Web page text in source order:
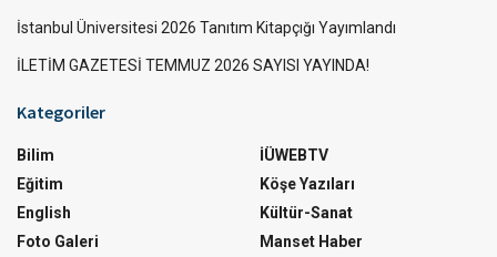
İstanbul Üniversitesi 2026 Tanıtım Kitapçığı Yayımlandı
İLETİM GAZETESİ TEMMUZ 2026 SAYISI YAYINDA!
Kategoriler
Bilim
Eğitim
English
Foto Galeri
İÜWEBTV
Köşe Yazıları
Kültür-Sanat
Manset Haber